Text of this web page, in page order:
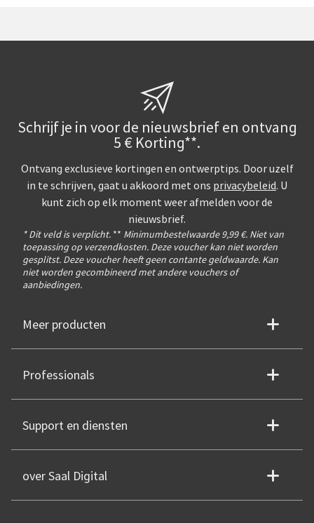
Schrijf je in voor de nieuwsbrief en ontvang
5 € Korting**.
Ontvang exclusieve kortingen en ontwerptips. Door uzelf
in te schrijven, gaat u akkoord met ons privacybeleid. U
kunt zich op elk moment weer afmelden voor de
nieuwsbrief.
* Dit veld is verplicht. ** Minimumbestelwaarde 9,99 €. Niet van
toepassing op verzendkosten. Deze voucher kan niet worden
gesplitst. Deze voucher heeft geen contante geldwaarde. Kan
niet worden gecombineerd met andere vouchers of
aanbiedingen.
Meer producten
Professionals
Support en diensten
over Saal Digital